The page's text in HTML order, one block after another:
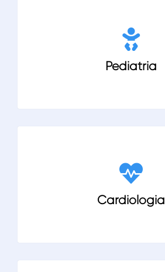
Pediatria
Cardiologia